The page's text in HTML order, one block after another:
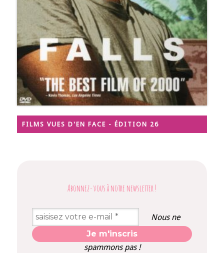
FILMS VUES D'EN FACE - ÉDITION 26
Abonnez-vous à notre newsletter !
Nous ne
spammons pas !